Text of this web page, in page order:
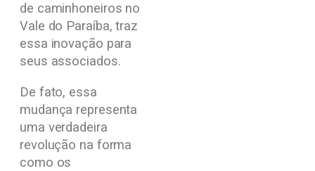
de caminhoneiros no
Vale do Paraíba, traz
essa inovação para
seus associados.
De fato, essa
mudança representa
uma verdadeira
revolução na forma
como os